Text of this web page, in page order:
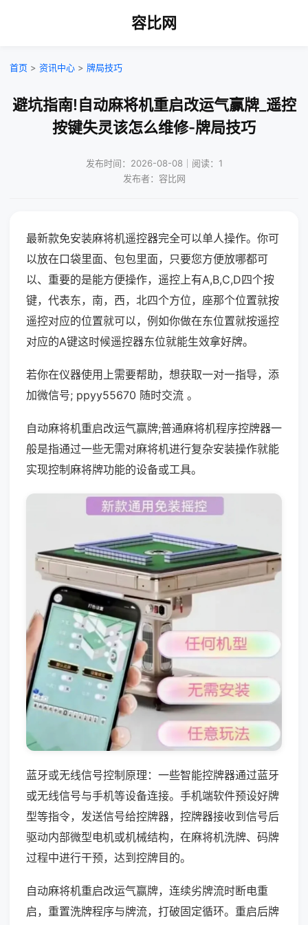
容比网
首页 > 资讯中心 > 牌局技巧
避坑指南!自动麻将机重启改运气赢牌_遥控
按键失灵该怎么维修-牌局技巧
发布时间：2026-08-08｜阅读：1
发布者：容比网
最新款免安装麻将机遥控器完全可以单人操作。你可
以放在口袋里面、包包里面，只要您方便放哪都可
以、重要的是能方便操作，遥控上有A,B,C,D四个按
键，代表东，南，西，北四个方位，座那个位置就按
遥控对应的位置就可以，例如你做在东位置就按遥控
对应的A键这时候遥控器东位就能生效拿好牌。
若你在仪器使用上需要帮助，想获取一对一指导，添
加微信号; ppyy55670 随时交流 。
自动麻将机重启改运气赢牌;普通麻将机程序控牌器一
般是指通过一些无需对麻将机进行复杂安装操作就能
实现控制麻将牌功能的设备或工具。
蓝牙或无线信号控制原理：一些智能控牌器通过蓝牙
或无线信号与手机等设备连接。手机端软件预设好牌
型等指令，发送信号给控牌器，控牌器接收到信号后
驱动内部微型电机或机械结构，在麻将机洗牌、码牌
过程中进行干预，达到控牌目的。
自动麻将机重启改运气赢牌，连续劣牌流时断电重
启，重置洗牌程序与牌流，打破固定循环。重启后牌